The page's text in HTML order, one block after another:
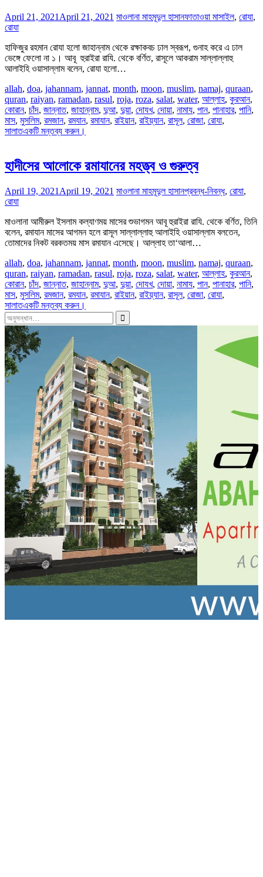
April 21, 2021 April 21, 2021 মাওলানা মাহমূদুল হাসানফাতাওয়া মাসাইল, রোযা,
রোযা
হাফিজুর রহমান রোযা হলো জাহান্নাম থেকে রক্ষাকবচ ঢাল স্বরূপ, গুনাহ করে এ ঢাল
ভেঙ্গে ফেলো না ১। আবূ হুরাইরা রাযি. থেকে বর্ণিত, রাসূলে আকরাম সাল্লাল্লাহু
আলাইহি ওয়াসাল্লাম বলেন, রোযা হলো…
allah, doa, jahannam, jannat, month, moon, muslim, namaj, quraan,
quran, raiyan, ramadan, rasul, roja, roza, salat, water, আল্লাহ, কুরআন,
কোরান, চাঁদ, জান্নাত, জাহান্নাম, দুআ, দুয়া, দোযখ, দোয়া, নামায, পান, পানাহার, পানি,
মাস, মুসলিম, রমজান, রমযান, রমাযান, রাইয়ান, রাইয়্যান, রাসূল, রোজা, রোযা,
সালাতএকটি মন্তব্য করুন।
হাদীসের আলোকে রমাযানের মহত্ত্ব ও গুরুত্ব
April 19, 2021 April 19, 2021 মাওলানা মাহমূদুল হাসানপ্রবন্ধ-নিবন্ধ, রোযা,
রোযা
মাওলানা আমীরুল ইসলাম কল্যাণময় মাসের শুভাগমন আবূ হুরাইরা রাযি. থেকে বর্ণিত, তিনি
বলেন, রমাযান মাসের আগমন হলে রাসূল সাল্লাল্লাহু আলাইহি ওয়াসাল্লাম বলতেন,
তোমাদের নিকট বরকতময় মাস রমাযান এসেছে। আল্লাহ তা‘আলা…
allah, doa, jahannam, jannat, month, moon, muslim, namaj, quraan,
quran, raiyan, ramadan, rasul, roja, roza, salat, water, আল্লাহ, কুরআন,
কোরান, চাঁদ, জান্নাত, জাহান্নাম, দুআ, দুয়া, দোযখ, দোয়া, নামায, পান, পানাহার, পানি,
মাস, মুসলিম, রমজান, রমযান, রমাযান, রাইয়ান, রাইয়্যান, রাসূল, রোজা, রোযা,
সালাতএকটি মন্তব্য করুন।
সন্ধান
করাঃ